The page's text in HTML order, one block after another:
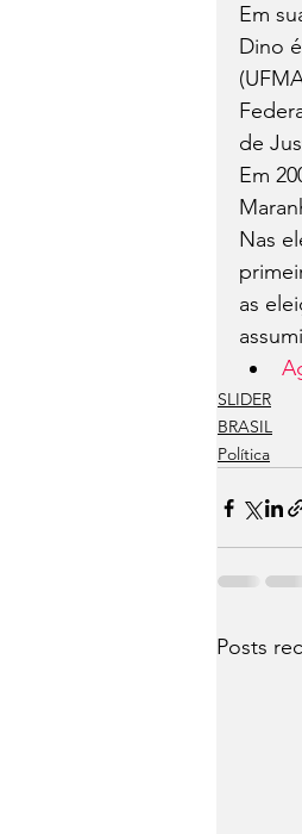
Em
Dino
de
Em
Nas
as
SLIDER
BRASIL
Política
Posts